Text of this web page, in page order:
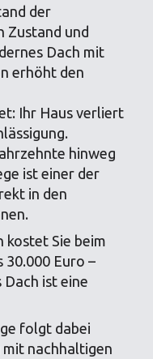
der
Zustand und
Dach mit
erhöht den
Ihr Haus verliert
hinweg
ist einer der
in den
kostet Sie beim
30.000 Euro –
ist eine
folgt dabei
mit nachhaltigen